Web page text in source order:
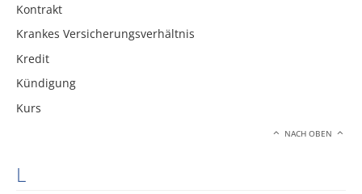
Kontrakt
Krankes Versicherungsverhältnis
Kredit
Kündigung
Kurs
NACH OBEN
L